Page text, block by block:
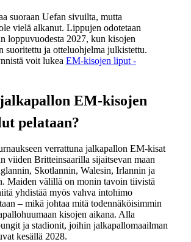
suoraan Uefan sivuilta, mutta
vielä alkanut. Lippujen odotetaan
loppuvuodesta 2027, kun kisojen
suoritettu ja otteluohjelma julkistettu.
voit lukea EM-kisojen liput -
EM-kisojen
pelataan?
verrattuna jalkapallon EM-kisat
viiden Britteinsaarilla sijaitsevan maan
Skotlannin, Walesin, Irlannin ja
Maiden välillä on monin tavoin tiivistä
yhdistää myös vahva intohimo
– mikä johtaa mitä todennäköisimmin
kisojen aikana. Alla
ja stadionit, joihin jalkapallomaailman
kesällä 2028.